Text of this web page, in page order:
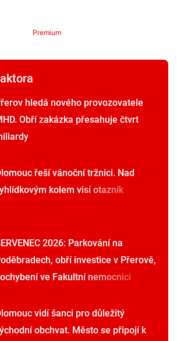
Premium
hledá nového provozovatele
Obří zakázka přesahuje čtvrt
řeší vánoční tržnici. Nad
kolem visí otazník
2026: Parkování na
obří investice v Přerově,
ve Fakultní nemocnici
vidí šanci pro důležitý
obchvat. Město se připojí k